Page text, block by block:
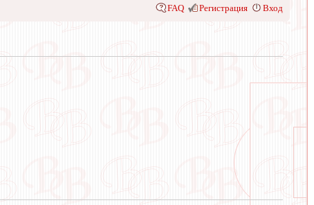
FAQ Регистрация Вход